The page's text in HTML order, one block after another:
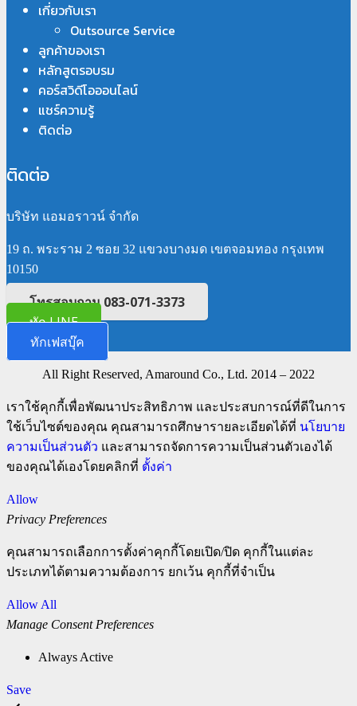
เกี่ยวกับเรา
Outsource Service
ลูกค้าของเรา
หลักสูตรอบรม
คอร์สวิดีโอออนไลน์
แชร์ความรู้
ติดต่อ
ติดต่อ
บริษัท แอมอราวน์ จำกัด
19 ถ. พระราม 2 ซอย 32 แขวงบางมด เขตจอมทอง กรุงเทพ
10150
โทรสอบถาม 083-071-3373
ทัก LINE
ทักเฟสบุ๊ค
All Right Reserved, Amaround Co., Ltd. 2014 – 2022
เราใช้คุกกี้เพื่อพัฒนาประสิทธิภาพ และประสบการณ์ที่ดีในการ
ใช้เว็บไซต์ของคุณ คุณสามารถศึกษารายละเอียดได้ที่ นโยบาย
ความเป็นส่วนตัว และสามารถจัดการความเป็นส่วนตัวเองได้
ของคุณได้เองโดยคลิกที่ ตั้งค่า
Allow
Privacy Preferences
คุณสามารถเลือกการตั้งค่าคุกกี้โดยเปิด/ปิด คุกกี้ในแต่ละ
ประเภทได้ตามความต้องการ ยกเว้น คุกกี้ที่จำเป็น
Allow All
Manage Consent Preferences
Always Active
Save